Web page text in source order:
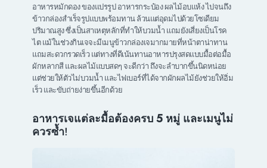
อาหารหมักดอง ของแปรรูป อาหารกระป๋อง ผลไม้อบแห้ง ไปจนถึง
ข้าวกล่องสำเร็จรูปแบบพร้อมทาน ล้วนแต่อุดมไปด้วยโซเดียม
ปริมาณสูง ซึ่งเป็นสาเหตุหลักที่ทำให้บวมน้ำ แถมยังเสี่ยงเป็นโรค
ไต แม้ในช่วงกินเจจะมีเมนูข้าวกล่องเจมากมายที่หน้าตาน่าทาน
แถมสะดวกรวดเร็ว แต่ทางที่ดีเน้นทานอาหารปรุงสดแบบมื้อต่อมื้อ
ผักหลากสี และผลไม้แบบสดๆ จะดีกว่า ถึงจะลำบากขึ้นนิดหน่อย
แต่ช่วยให้ตัวไม่บวมน้ำ และไฟเบอร์ที่ได้จากผักผลไม้ยังช่วยให้อิ่ม
เร็ว และขับถ่ายง่ายขึ้นอีกด้วย
อาหารเจแต่ละมื้อต้องครบ 5 หมู่ และเมนูไม่
ควรซ้ำ!